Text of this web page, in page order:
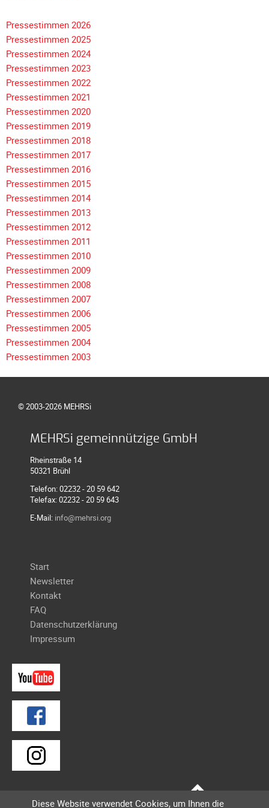
Unterfahrschutz
Erfolge
Unterfahrschutz
-
Technik
Unterfahrschutz
-
Kompatibilität
Streckensicherung
Meldeformular
Flex.
Kurvenleittafel
Galerien
Galerie
2025
2024
2023
Galerie
2022
Galerie
2020
Galerie
2019
Galerie
2017
Galerie
2016
Galerie
2015
Galerie
2014
2013
Pressestimmen 2026
Pressestimmen 2025
Pressestimmen 2024
Pressestimmen 2023
Pressestimmen 2022
Pressestimmen 2021
Pressestimmen 2020
Pressestimmen 2019
Pressestimmen 2018
Navigation
überspringen
Pressestimmen 2017
Pressestimmen 2016
Pressestimmen 2015
Pressestimmen 2014
Pressestimmen 2013
Pressestimmen 2012
Pressestimmen 2011
Pressestimmen 2010
Pressestimmen 2009
Pressestimmen 2008
Pressestimmen 2007
Pressestimmen 2006
Pressestimmen 2005
Pressestimmen 2004
Pressestimmen 2003
© 2003-2026 MEHRSi
MEHRSi gemeinnützige GmbH
Rheinstraße 14
50321 Brühl
Telefon: 02232 - 20 59 642
Telefax: 02232 - 20 59 643
E-Mail: info@mehrsi.org
Navigation
überspringen
Start
Newsletter
Kontakt
FAQ
Datenschutzerklärung
Impressum
Diese Website verwendet Cookies, um Ihnen die